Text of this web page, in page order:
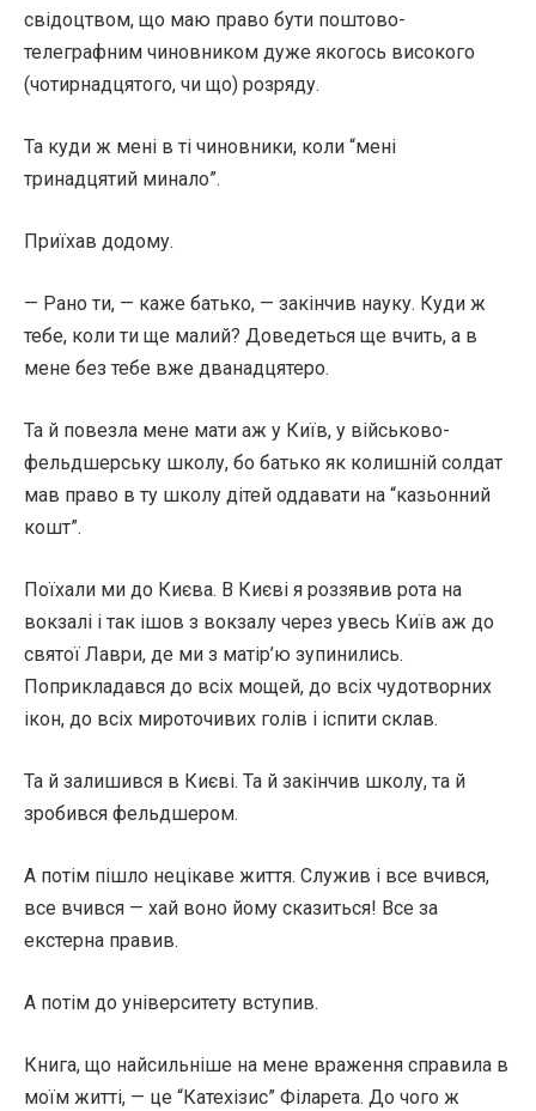
свідоцтвом, що маю право бути поштово-
телеграфним чиновником дуже якогось високого
(чотирнадцятого, чи що) розряду.
Та куди ж мені в ті чиновники, коли “мені
тринадцятий минало”.
Приїхав додому.
— Рано ти, — каже батько, — закінчив науку. Куди ж
тебе, коли ти ще малий? Доведеться ще вчить, а в
мене без тебе вже дванадцятеро.
Та й повезла мене мати аж у Київ, у військово-
фельдшерську школу, бо батько як колишній солдат
мав право в ту школу дітей оддавати на “казьонний
кошт”.
Поїхали ми до Києва. В Києві я роззявив рота на
вокзалі і так ішов з вокзалу через увесь Київ аж до
святої Лаври, де ми з матір’ю зупинились.
Поприкладався до всіх мощей, до всіх чудотворних
ікон, до всіх мироточивих голів і іспити склав.
Та й залишився в Києві. Та й закінчив школу, та й
зробився фельдшером.
А потім пішло нецікаве життя. Служив і все вчився,
все вчився — хай воно йому сказиться! Все за
екстерна правив.
А потім до університету вступив.
Книга, що найсильніше на мене враження справила в
моїм житті, — це “Катехізис” Філарета. До чого ж